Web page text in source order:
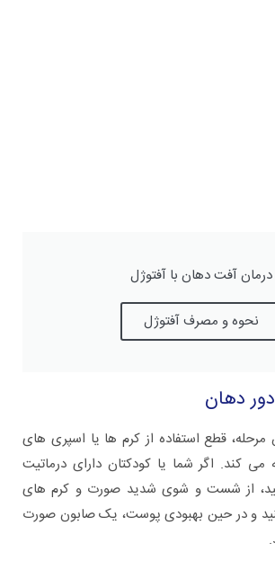
درمان آفت دهان با آفتوژل
نحوه و مصرف آفتوژل
دهان
قطع استفاده از کرم ها یا اسپری های
می کند. اگر شما یا کودکتان دارای درماتیت
از شست و شوی شدید صورت و کرم های
و در حین بهبودی پوست، یک صابون صورت